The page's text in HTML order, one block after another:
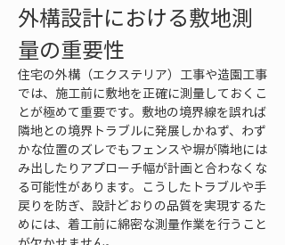
外構設計における敷地測
量の重要性
住宅の外構（エクステリア）工事や造園工事
では、施工前に敷地を正確に測量しておくこ
とが極めて重要です。敷地の境界線を誤れば
隣地との境界トラブルに発展しかねず、わず
かな位置のズレでもフェンスや塀が隣地には
み出したりアプローチ幅が計画と合わなくな
る可能性があります。こうしたトラブルや手
戻りを防ぎ、設計どおりの品質を実現するた
めには、着工前に綿密な測量作業を行うこと